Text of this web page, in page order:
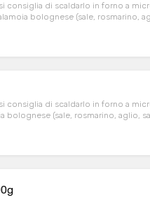
consiglia di scaldarlo in forno a
bolognese (sale, rosmarino,
consiglia di scaldarlo in forno a
bolognese (sale, rosmarino, aglio,